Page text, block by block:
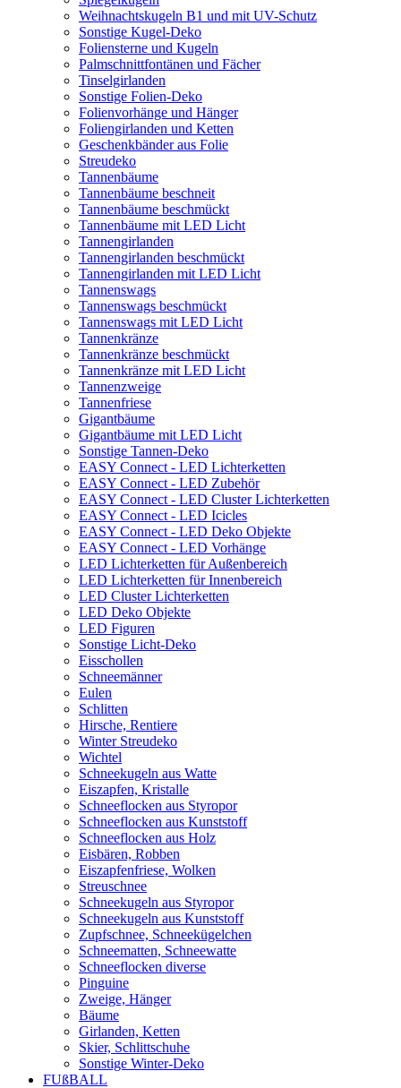
Weihnachtskugeln B1 und mit UV-Schutz
Sonstige Kugel-Deko
Foliensterne und Kugeln
Palmschnittfontänen und Fächer
Tinselgirlanden
Sonstige Folien-Deko
Folienvorhänge und Hänger
Foliengirlanden und Ketten
Geschenkbänder aus Folie
Streudeko
Tannenbäume
Tannenbäume beschneit
Tannenbäume beschmückt
Tannenbäume mit LED Licht
Tannengirlanden
Tannengirlanden beschmückt
Tannengirlanden mit LED Licht
Tannenswags
Tannenswags beschmückt
Tannenswags mit LED Licht
Tannenkränze
Tannenkränze beschmückt
Tannenkränze mit LED Licht
Tannenzweige
Tannenfriese
Gigantbäume
Gigantbäume mit LED Licht
Sonstige Tannen-Deko
EASY Connect - LED Lichterketten
EASY Connect - LED Zubehör
EASY Connect - LED Cluster Lichterketten
EASY Connect - LED Icicles
EASY Connect - LED Deko Objekte
EASY Connect - LED Vorhänge
LED Lichterketten für Außenbereich
LED Lichterketten für Innenbereich
LED Cluster Lichterketten
LED Deko Objekte
LED Figuren
Sonstige Licht-Deko
Eisschollen
Schneemänner
Eulen
Schlitten
Hirsche, Rentiere
Winter Streudeko
Wichtel
Schneekugeln aus Watte
Eiszapfen, Kristalle
Schneeflocken aus Styropor
Schneeflocken aus Kunststoff
Schneeflocken aus Holz
Eisbären, Robben
Eiszapfenfriese, Wolken
Streuschnee
Schneekugeln aus Styropor
Schneekugeln aus Kunststoff
Zupfschnee, Schneekügelchen
Schneematten, Schneewatte
Schneeflocken diverse
Pinguine
Zweige, Hänger
Bäume
Girlanden, Ketten
Skier, Schlittschuhe
Sonstige Winter-Deko
FUßBALL